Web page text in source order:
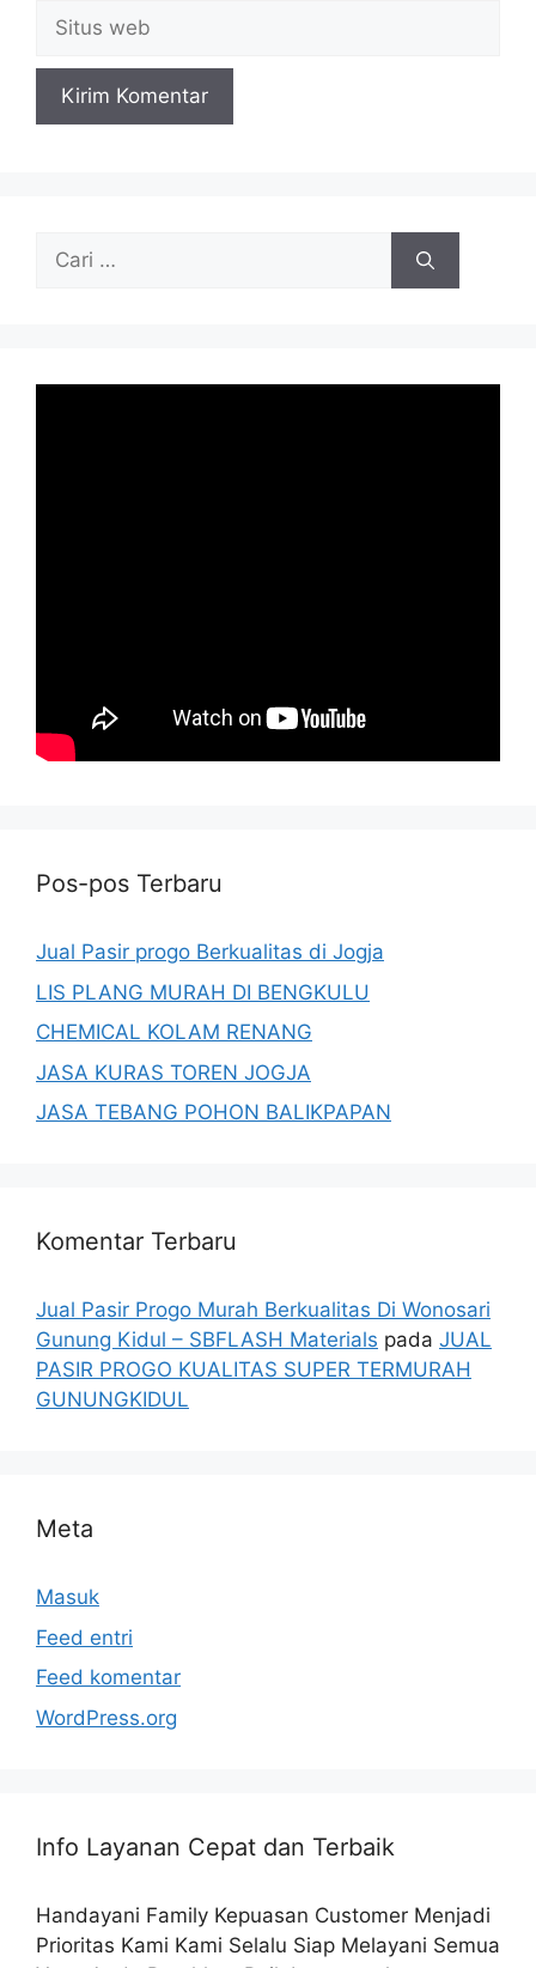
Situs
web
Cari
Pos-pos Terbaru
Jual Pasir progo Berkualitas di Jogja
LIS PLANG MURAH DI BENGKULU
CHEMICAL KOLAM RENANG
JASA KURAS TOREN JOGJA
JASA TEBANG POHON BALIKPAPAN
Komentar Terbaru
Jual Pasir Progo Murah Berkualitas Di Wonosari
Gunung Kidul – SBFLASH Materials pada JUAL
PASIR PROGO KUALITAS SUPER TERMURAH
GUNUNGKIDUL
Meta
Masuk
Feed entri
Feed komentar
WordPress.org
Info Layanan Cepat dan Terbaik
Handayani Family Kepuasan Customer Menjadi
Prioritas Kami Kami Selalu Siap Melayani Semua